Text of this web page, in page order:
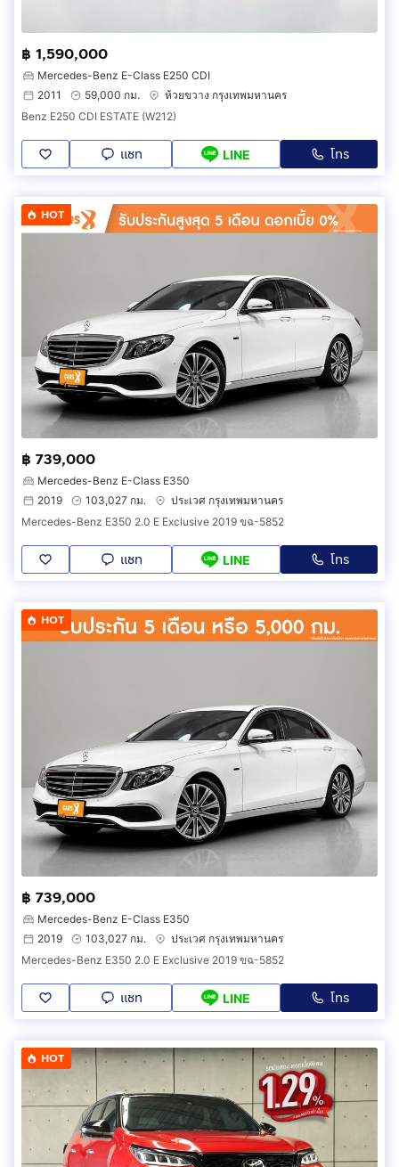
฿ 1,590,000
Mercedes-Benz E-Class E250 CDI
2011
59,000 กม.
ห้วยขวาง กรุงเทพมหานคร
Benz E250 CDI ESTATE (W212)
แชท LINE โทร
HOT
฿ 739,000
Mercedes-Benz E-Class E350
2019
103,027 กม.
ประเวศ กรุงเทพมหานคร
Mercedes-Benz E350 2.0 E Exclusive 2019 ขฉ-5852
แชท LINE โทร
HOT
฿ 739,000
Mercedes-Benz E-Class E350
2019
103,027 กม.
ประเวศ กรุงเทพมหานคร
Mercedes-Benz E350 2.0 E Exclusive 2019 ขฉ-5852
แชท LINE โทร
HOT